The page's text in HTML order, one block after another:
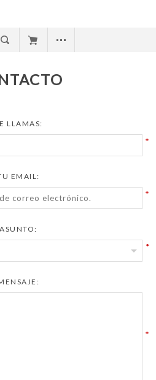
LLAMAS:
*
EMAIL:
*
ASUNTO:
*
*